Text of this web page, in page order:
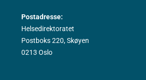
Postadresse:
Helsedirektoratet
Postboks 220, Skøyen
0213 Oslo